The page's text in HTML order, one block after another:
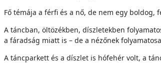
Fő témája a férfi és a nő, de nem egy
A táncban, öltözékben, díszletekben
a fáradság miatt is – de a nézőnek
A táncparkett és a díszlet is hófehér volt, a